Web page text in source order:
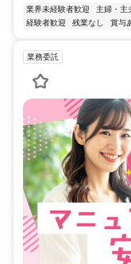
業界未経験者歓迎 主婦・主
経験者歓迎
残業なし 賞与
業務委託